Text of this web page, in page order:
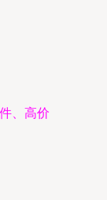
、高价